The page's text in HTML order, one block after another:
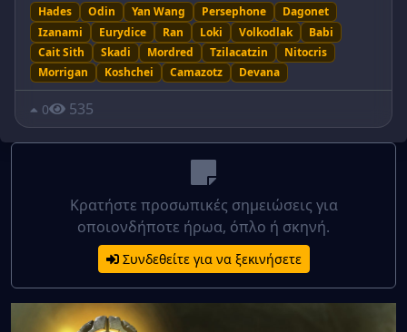
Hades Odin Yan Wang Persephone
Dagonet
Izanami
Eurydice Ran Loki Volkodlak
Babi
Cait Sith
Skadi Mordred Tzilacatzin
Nitocris
Morrigan
Koshchei Camazotz Devana
0 535
Κρατήστε προσωπικές σημειώσεις για
οποιονδήποτε ήρωα, όπλο ή σκηνή.
Συνδεθείτε για να ξεκινήσετε